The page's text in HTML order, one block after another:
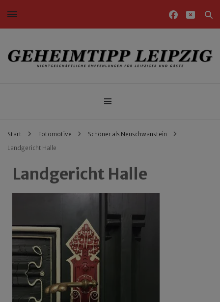
Nichtgeschäftliche Empfehlungen für Leipziger und Gäste
Start Fotomotive
Schöner als Neuschwanstein
Landgericht Halle
Landgericht Halle